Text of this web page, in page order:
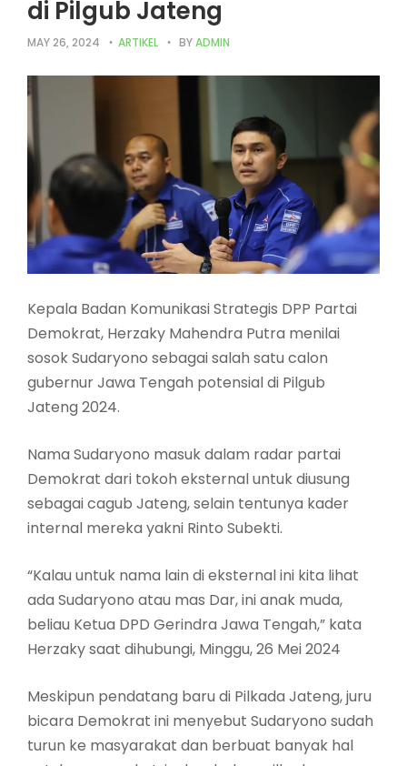
di Pilgub Jateng
MAY 26, 2024 ARTIKEL BYADMIN
Kepala Badan Komunikasi Strategis DPP Partai
Demokrat, Herzaky Mahendra Putra menilai
sosok Sudaryono sebagai salah satu calon
gubernur Jawa Tengah potensial di Pilgub
Jateng 2024.
Nama Sudaryono masuk dalam radar partai
Demokrat dari tokoh eksternal untuk diusung
sebagai cagub Jateng, selain tentunya kader
internal mereka yakni Rinto Subekti.
“Kalau untuk nama lain di eksternal ini kita lihat
ada Sudaryono atau mas Dar, ini anak muda,
beliau Ketua DPD Gerindra Jawa Tengah,” kata
Herzaky saat dihubungi, Minggu, 26 Mei 2024
Meskipun pendatang baru di Pilkada Jateng, juru
bicara Demokrat ini menyebut Sudaryono sudah
turun ke masyarakat dan berbuat banyak hal